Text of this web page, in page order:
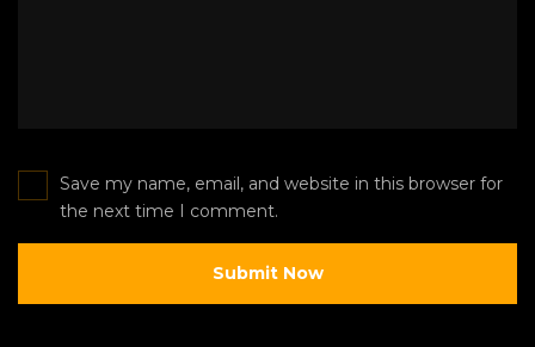
Save my name, email, and website in this browser for
the next time I comment.